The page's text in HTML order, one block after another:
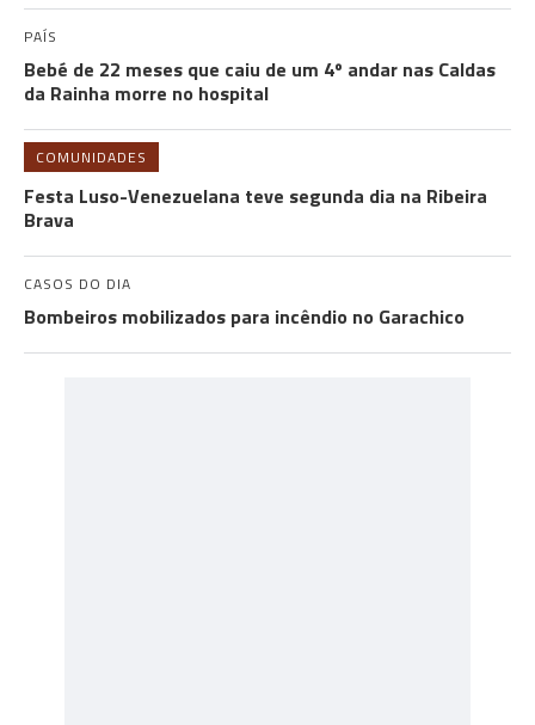
PAÍS
Bebé de 22 meses que caiu de um 4º andar nas Caldas
da Rainha morre no hospital
COMUNIDADES
Festa Luso-Venezuelana teve segunda dia na Ribeira
Brava
CASOS DO DIA
Bombeiros mobilizados para incêndio no Garachico